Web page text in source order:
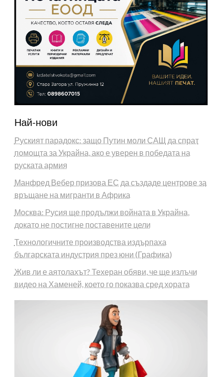
Най-нови
Руският парадокс: защо Путин моли САЩ да спрат
помощта за Украйна, ако е уверен в победата на
руската армия
Манфред Вебер призова ЕС да създаде центрове за
връщане на мигранти в Африка
Москва: Русия ще продължи войната в Украйна,
докато не постигне поставените цели
Технологичните производства издърпаха
българската индустрия през юни (Графика)
Жив ли е аятолахът? Техеран обяви, че ще излъчи
видео на Хаменей, което го показва сред хората